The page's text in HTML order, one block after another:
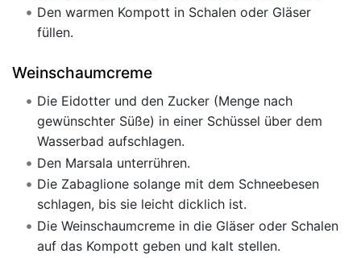
Den warmen Kompott in Schalen oder Gläser
füllen.
Weinschaumcreme
Die Eidotter und den Zucker (Menge nach
gewünschter Süße) in einer Schüssel über dem
Wasserbad aufschlagen.
Den Marsala unterrühren.
Die Zabaglione solange mit dem Schneebesen
schlagen, bis sie leicht dicklich ist.
Die Weinschaumcreme in die Gläser oder Schalen
auf das Kompott geben und kalt stellen.